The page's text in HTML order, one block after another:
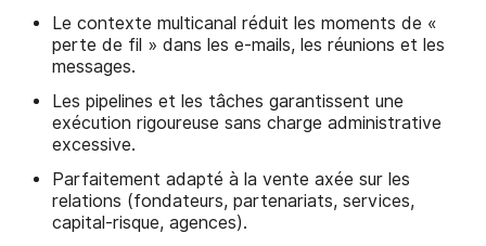
Le contexte multicanal réduit les moments de «
perte de fil » dans les e-mails, les réunions et les
messages.
Les pipelines et les tâches garantissent une
exécution rigoureuse sans charge administrative
excessive.
Parfaitement adapté à la vente axée sur les
relations (fondateurs, partenariats, services,
capital-risque, agences).